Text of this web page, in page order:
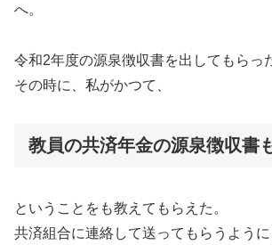
へ。
令和2年度の源泉徴収書を出してもらっ
その時に、私がかつて、
教員の共済年金の源泉徴収書
ということをも教えてもらえた。
共済組合に連絡して送ってもらうよう